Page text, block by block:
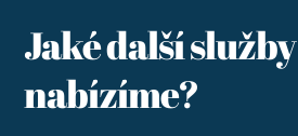
Jaké další služby
nabízíme?